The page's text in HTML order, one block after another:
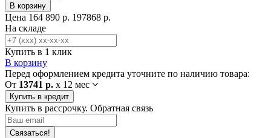
В корзину
Цена 164 890 р. 197868 р.
На складе
Купить в 1 клик
В корзину
Перед оформлением кредита уточните по наличию товара:
От 13741 р. x 12 мес
Купить в кредит
Купить в рассрочку. Обратная связь
Связаться!